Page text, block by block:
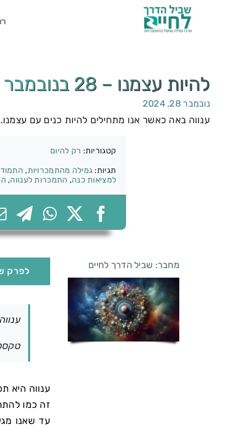
להיות עצמנו – 28 בנובמבר
נובמבר 28, 2024
ענווה באה כאשר אנו מתחילים להיות כנים עם
קטגוריות: רק להיום
תגיות: גמילה מהתמכרויות,
למציאות כנה, התמכרות לענווה,
מחבר: שביל הדרך לחיים
לפרק
טקסט
ענווה היא
זה כמו
עד שאנו